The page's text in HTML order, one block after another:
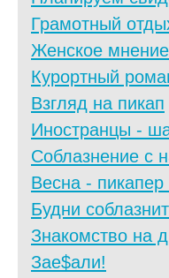
Грамотный
Женское
Курортный
Взгляд на пикап
Иностранцы -
Соблазнение с
Весна - пикапер
Будни
Знакомство на
Зае$али!